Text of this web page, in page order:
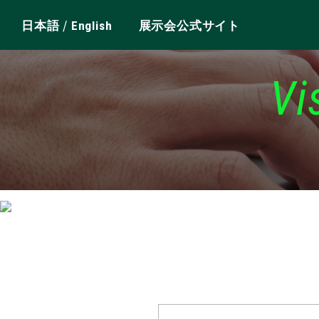
日本語/ English 展示会公式サイト